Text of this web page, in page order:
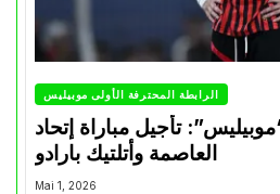
الرابطة المحترفة الأولى موبيليس
تأجيل مباراة إتحاد
العاصمة وأتلتيك بارادو
Mai 1, 2026